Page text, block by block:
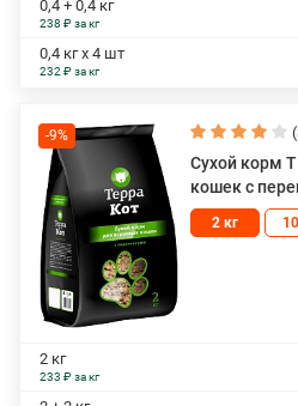
0,4 + 0,4 кг
238 ₽ за кг
0,4 кг х 4 шт
232 ₽ за кг
-9%
Сухой корм
кошек с
2 кг
2 кг
233 ₽ за кг